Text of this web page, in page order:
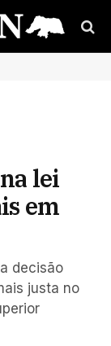
lei
em
decisão
justa no